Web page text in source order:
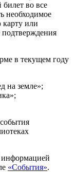
во все
необходимое
карту или
в текущем году
на земле»;
информацией
«События».